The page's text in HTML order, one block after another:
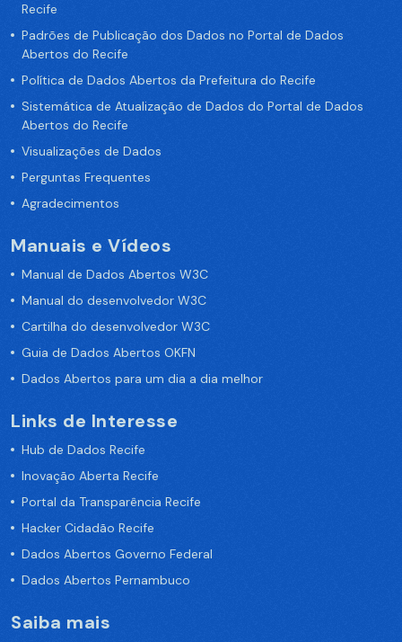
Recife
Padrões de Publicação dos Dados no Portal de Dados
Abertos do Recife
Política de Dados Abertos da Prefeitura do Recife
Sistemática de Atualização de Dados do Portal de Dados
Abertos do Recife
Visualizações de Dados
Perguntas Frequentes
Agradecimentos
Manuais e Vídeos
Manual de Dados Abertos W3C
Manual do desenvolvedor W3C
Cartilha do desenvolvedor W3C
Guia de Dados Abertos OKFN
Dados Abertos para um dia a dia melhor
Links de Interesse
Hub de Dados Recife
Inovação Aberta Recife
Portal da Transparência Recife
Hacker Cidadão Recife
Dados Abertos Governo Federal
Dados Abertos Pernambuco
Saiba mais